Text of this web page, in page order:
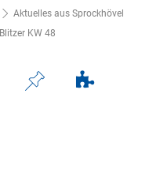
Aktuelles aus Sprockhövel
Blitzer KW 48